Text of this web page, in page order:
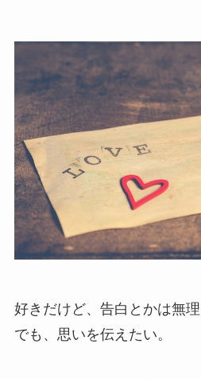
好きだけど、告白とかは無理
でも、思いを伝えたい。